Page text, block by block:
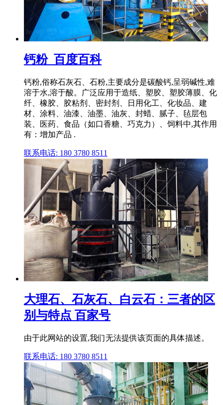
钙粉_百度百科
钙粉,俗称石灰石、石粉,主要成分是碳酸钙,呈弱碱性,难
溶于水,溶于酸。广泛应用于造纸、塑胶、塑胶薄膜、化
纤、橡胶、胶粘剂、密封剂、日用化工、化妆品、建
材、涂料、油漆、油墨、油灰、封蜡、腻子、毡层包
装、医药、食品（如口香糖、巧克力）、饲料中,其作用
有：增加产品 .
联系电话: 180 3780 8511
大理石、石灰石、白云石：三者的区
别与特点 百家号
由于此网站的设置,我们无法提供该页面的具体描述。
联系电话: 180 3780 8511